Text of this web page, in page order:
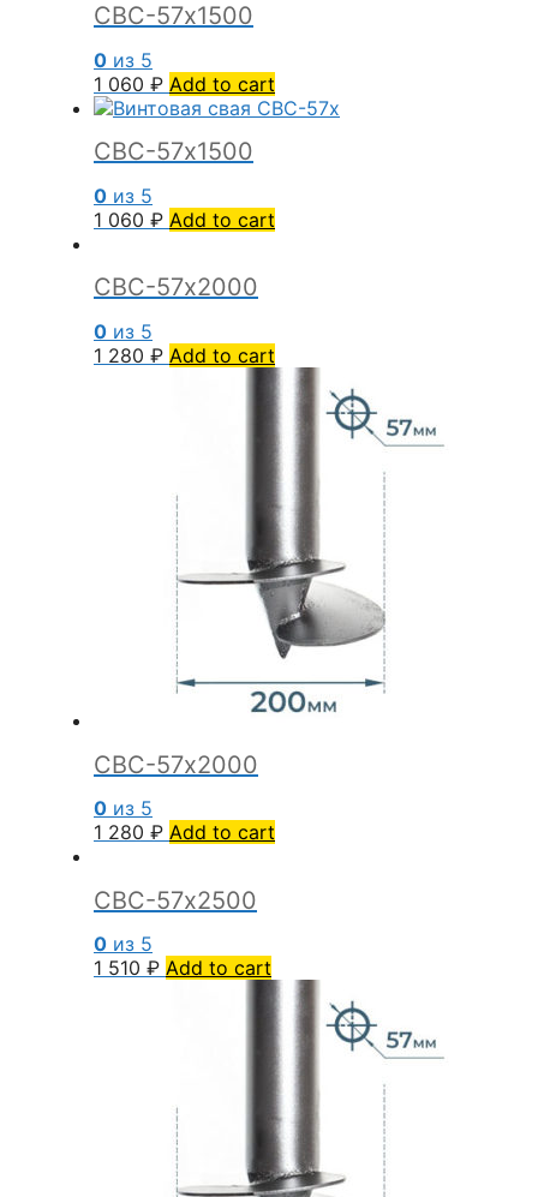
СВС-57х1500
0 из 5
1 060 ₽ Add to cart
СВС-57х1500
0 из 5
1 060 ₽ Add to cart
СВС-57х2000
0 из 5
1 280 ₽ Add to cart
СВС-57х2000
0 из 5
1 280 ₽ Add to cart
СВС-57х2500
0 из 5
1 510 ₽ Add to cart